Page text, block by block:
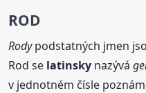
ROD
Rodypodstatných jmen
Rod se latinsky nazývá
v jednotném čísle